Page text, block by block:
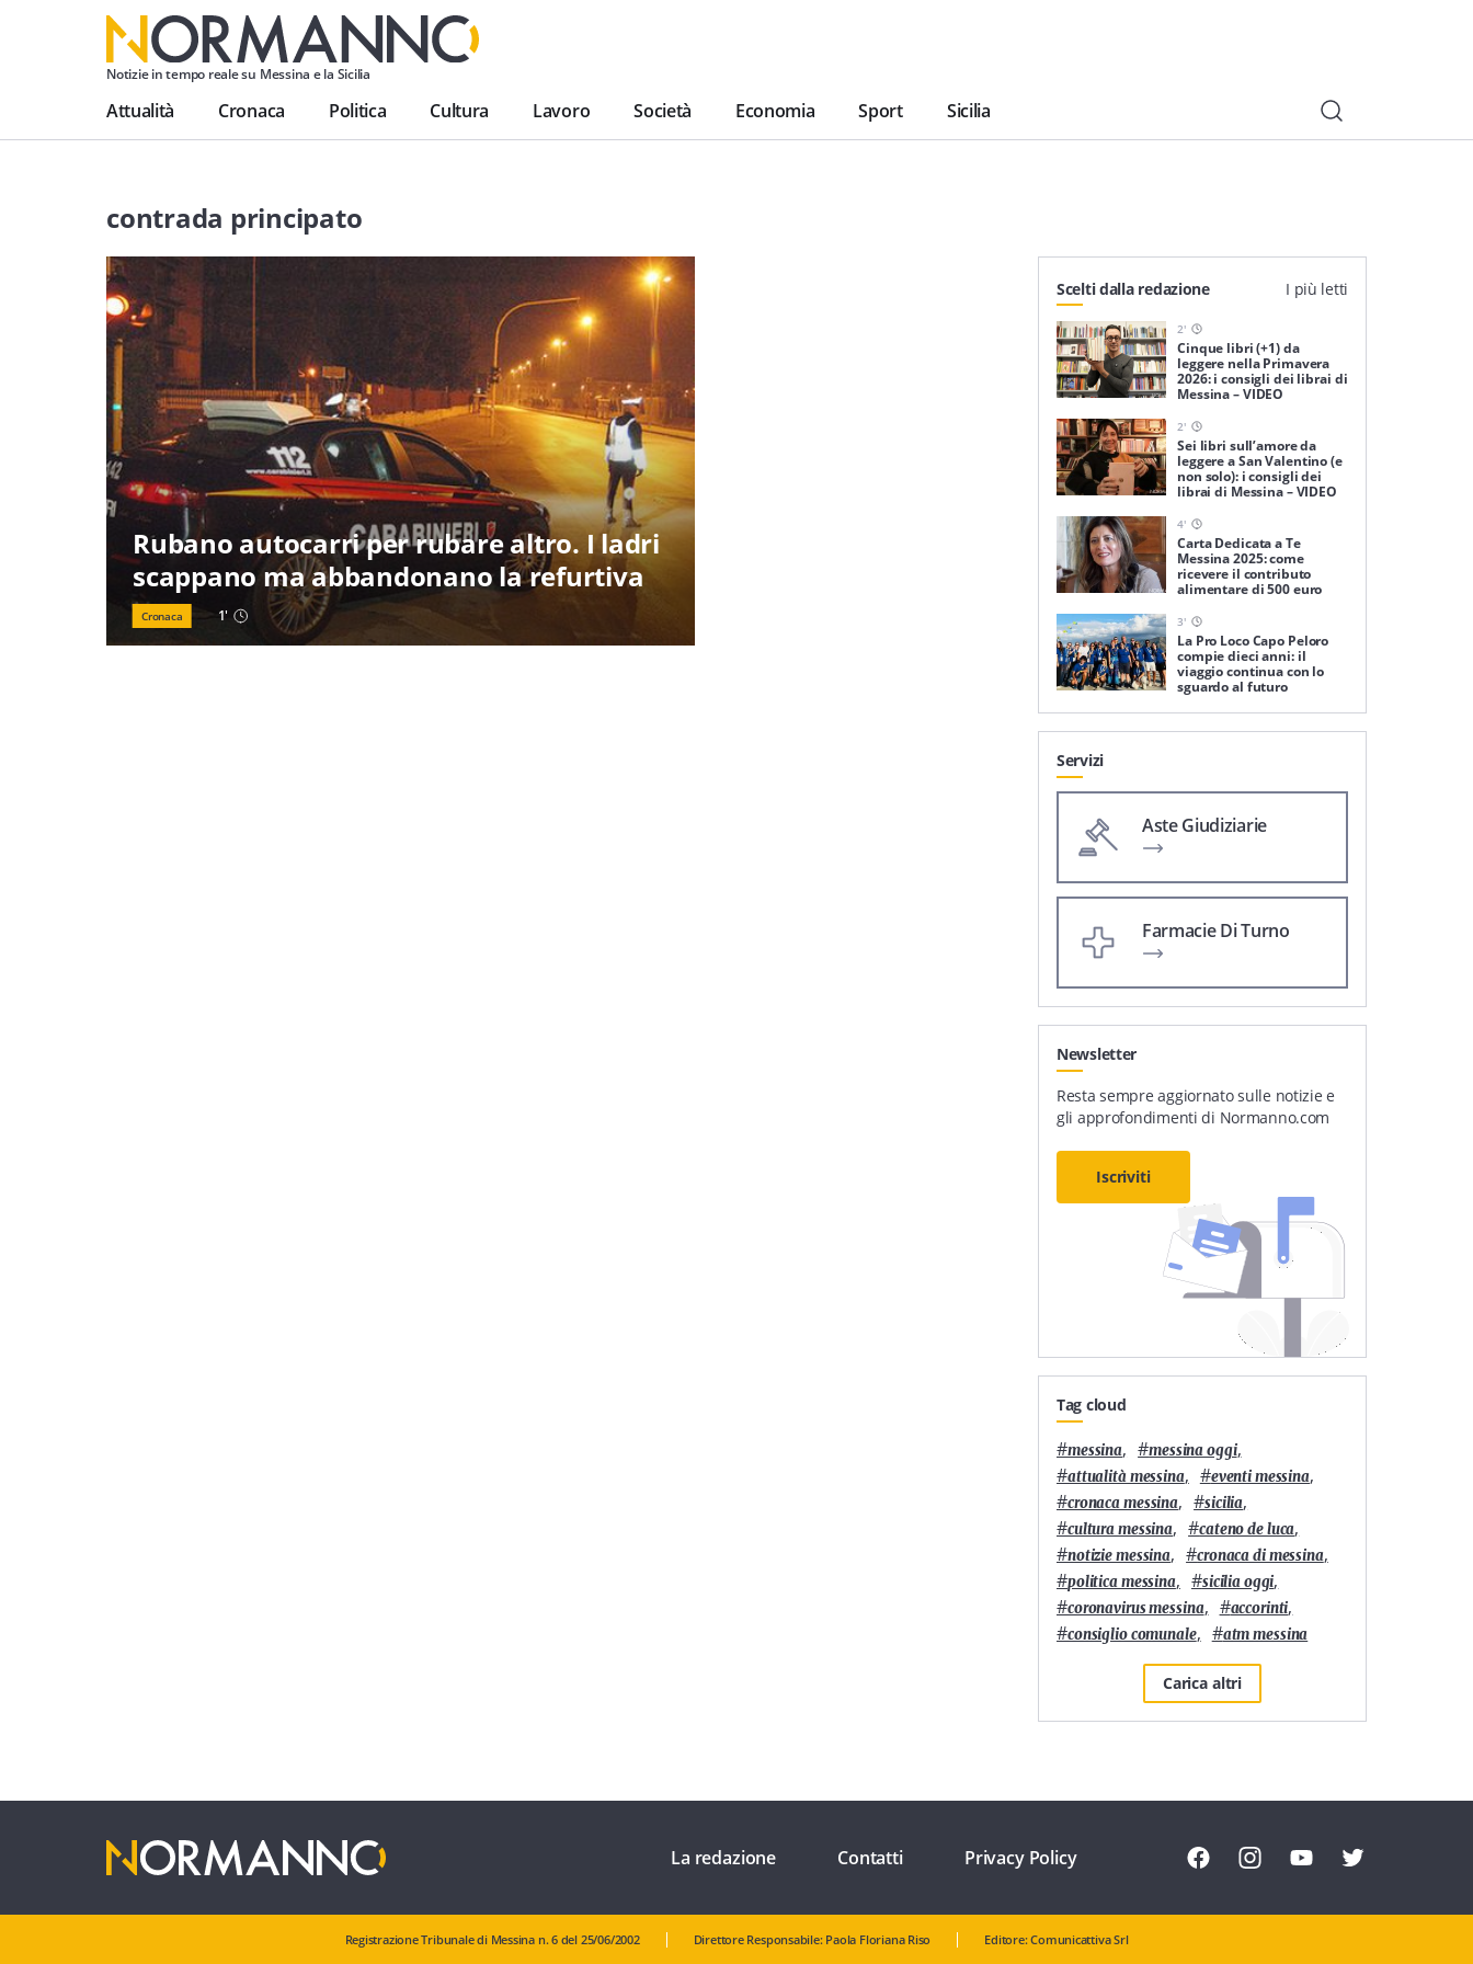
Notizie in tempo reale su Messina e la Sicilia
Attualità Cronaca Politica Cultura Lavoro Società Economia Sport Sicilia
contrada principato
Rubano autocarri per rubare altro. I ladri
scappano ma abbandonano la refurtiva
Cronaca 1'
Scelti dalla redazione I più letti
2'
Cinque libri (+1) da
leggere nella Primavera
2026: i consigli dei librai di
Messina – VIDEO
2'
Sei libri sull’amore da
leggere a San Valentino (e
non solo): i consigli dei
librai di Messina – VIDEO
4'
Carta Dedicata a Te
Messina 2025: come
ricevere il contributo
alimentare di 500 euro
3'
La Pro Loco Capo Peloro
compie dieci anni: il
viaggio continua con lo
sguardo al futuro
Servizi
Aste Giudiziarie
Farmacie Di Turno
Newsletter
Resta sempre aggiornato sulle notizie e
gli approfondimenti di Normanno.com
Iscriviti
Tag cloud
#messina, #messina oggi,
#attualità messina, #eventi messina,
#cronaca messina, #sicilia,
#cultura messina, #cateno de luca,
#notizie messina, #cronaca di messina,
#politica messina, #sicilia oggi,
#coronavirus messina, #accorinti,
#consiglio comunale, #atm messina
Carica altri
La redazione Contatti Privacy Policy
Registrazione Tribunale di Messina n. 6 del 25/06/2002 Direttore Responsabile: Paola Floriana Riso Editore: Comunicattiva Srl